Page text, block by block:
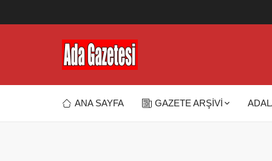
ANA SAYFA GAZETE ARŞİVİ